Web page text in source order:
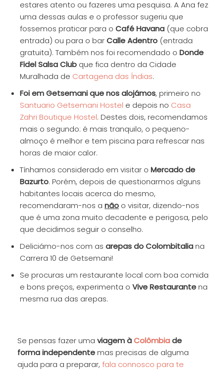
estares atento ou fazeres uma pesquisa. A Ana fez
uma dessas aulas e o professor sugeriu que
fossemos praticar para o Café Havana (que cobra
entrada) ou para o barCalle Adentro (entrada
gratuita). Também nos foi recomendado o Donde
Fidel Salsa Club que fica dentro da Cidade
Muralhada de Cartagena das Índias.
Foi em Getsemani que nos alojámos, primeiro no
Santuario Getsemani Hostel e depois no Casa
Zahri Boutique Hostel. Destes dois, recomendamos
mais o segundo: é mais tranquilo, o pequeno-
almoço é melhor e tem piscina para refrescar nas
horas de maior calor.
Tínhamos considerado em visitar o Mercado de
Bazurto. Porém, depois de questionarmos alguns
habitantes locais acerca do mesmo,
recomendaram-nos a não o visitar, dizendo-nos
que é uma zona muito decadente e perigosa, pelo
que decidimos seguir o conselho.
Deliciámo-nos com as arepas do Colombitaliana
Carrera 10 de Getsemani!
Se procuras um restaurante local com boa comida
e bons preços, experimenta o Vive Restaurantena
mesma rua das arepas.
Se pensas fazer uma viagem àColômbiade
forma independentemas precisas de alguma
ajuda para a preparar, fala connosco para te